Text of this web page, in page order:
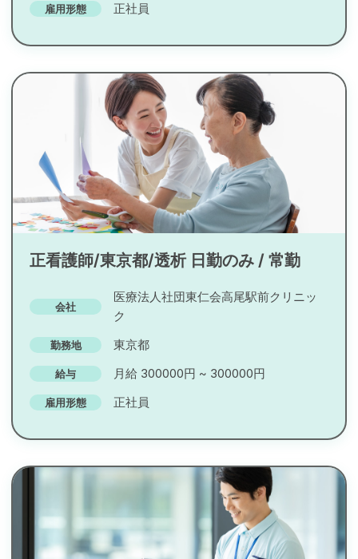
雇用形態 正社員
正看護師/東京都/透析 日勤のみ / 常勤
会社
医療法人社団東仁会高尾駅前クリニッ
ク
勤務地 東京都
給与 月給 300000円 ~ 300000円
雇用形態 正社員